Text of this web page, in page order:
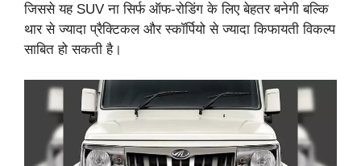
जिससे यह SUV ना सिर्फ ऑफ-रोडिंग के लिए बेहतर बनेगी बल्कि
थार से ज्यादा प्रैक्टिकल और स्कॉर्पियो से ज्यादा किफायती विकल्प
साबित हो सकती है।